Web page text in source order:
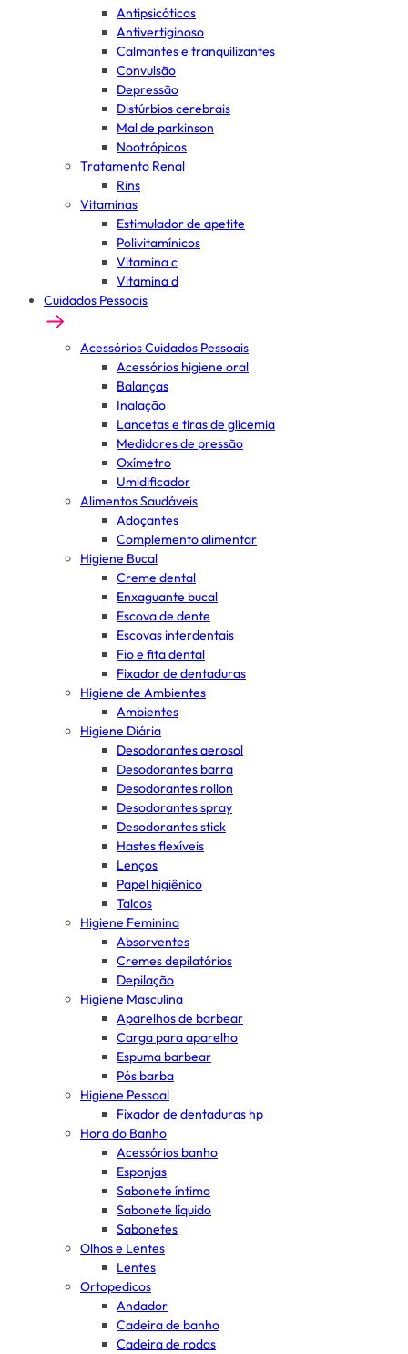
Antipsicóticos
Antivertiginoso
Calmantes e tranquilizantes
Convulsão
Depressão
Distúrbios cerebrais
Mal de parkinson
Nootrópicos
Tratamento Renal
Rins
Vitaminas
Estimulador de apetite
Polivitamínicos
Vitamina c
Vitamina d
Cuidados Pessoais
Acessórios Cuidados Pessoais
Acessórios higiene oral
Balanças
Inalação
Lancetas e tiras de glicemia
Medidores de pressão
Oxímetro
Umidificador
Alimentos Saudáveis
Adoçantes
Complemento alimentar
Higiene Bucal
Creme dental
Enxaguante bucal
Escova de dente
Escovas interdentais
Fio e fita dental
Fixador de dentaduras
Higiene de Ambientes
Ambientes
Higiene Diária
Desodorantes aerosol
Desodorantes barra
Desodorantes rollon
Desodorantes spray
Desodorantes stick
Hastes flexíveis
Lenços
Papel higiênico
Talcos
Higiene Feminina
Absorventes
Cremes depilatórios
Depilação
Higiene Masculina
Aparelhos de barbear
Carga para aparelho
Espuma barbear
Pós barba
Higiene Pessoal
Fixador de dentaduras hp
Hora do Banho
Acessórios banho
Esponjas
Sabonete íntimo
Sabonete líquido
Sabonetes
Olhos e Lentes
Lentes
Ortopedicos
Andador
Cadeira de banho
Cadeira de rodas